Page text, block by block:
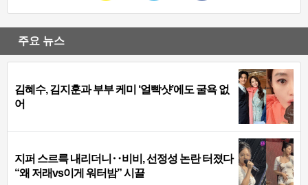
주요 뉴스
김혜수, 김지훈과 부부 케미 ‘얼빡샷’에도 굴욕 없
어
지퍼 스르륵 내리더니‥비비, 선정성 논란 터졌다
“왜 저래vs이게 워터밤” 시끌